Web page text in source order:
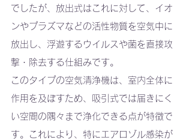
でしたが、放出式はこれに対して、イオ
ンやプラズマなどの活性物質を空気中に
放出し、浮遊するウイルスや菌を直接攻
撃・除去する仕組みです。
このタイプの空気清浄機は、室内全体に
作用を及ぼすため、吸引式では届きにく
い空間の隅々まで浄化できる点が特徴で
す。これにより、特にエアロゾル感染が